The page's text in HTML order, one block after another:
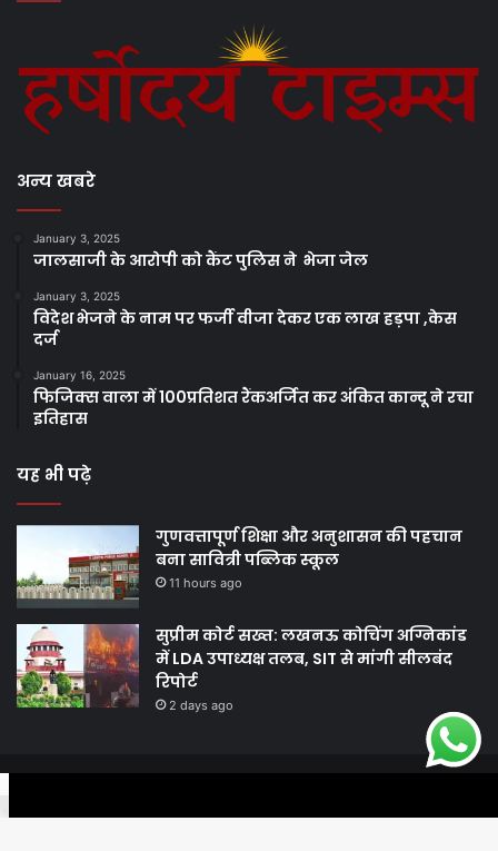
अन्य खबरे
January 3, 2025
जालसाजी के आरोपी को कैंट पुलिस ने भेजा जेल
January 3, 2025
विदेश भेजने के नाम पर फर्जी वीजा देकर एक लाख हड़पा ,केस
दर्ज
January 16, 2025
फिजिक्स वाला में 100प्रतिशत रैंकअर्जित कर अंकित कान्दू ने रचा
इतिहास
यह भी पढ़े
गुणवत्तापूर्ण शिक्षा और अनुशासन की पहचान
बना सावित्री पब्लिक स्कूल
11 hours ago
सुप्रीम कोर्ट सख्त: लखनऊ कोचिंग अग्निकांड
में LDA उपाध्यक्ष तलब, SIT से मांगी सीलबंद
रिपोर्ट
2 days ago
Facebook Twitter WhatsApp Telegram Viber